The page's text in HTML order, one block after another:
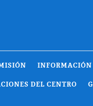
DEL CENTRO